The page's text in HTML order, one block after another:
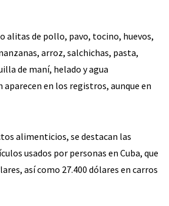
alitas de pollo, pavo, tocino, huevos,
arroz, salchichas, pasta,
de maní, helado y agua
en los registros, aunque en
alimenticios, se destacan las
usados por personas en Cuba, que
así como 27.400 dólares en carros